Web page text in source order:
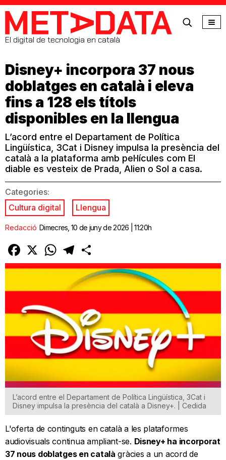
MetaData
El digital de tecnologia en català
Disney+ incorpora 37 nous
doblatges en català i eleva
fins a 128 els títols
disponibles en la llengua
L’acord entre el Departament de Política
Lingüística, 3Cat i Disney impulsa la presència del
català a la plataforma amb pel·lícules com El
diable es vesteix de Prada, Alien o Sol a casa.
Categories:
Cultura digital
Llengua
Redacció Dimecres, 10 de juny de 2026 | 11:20h
Facebook
X WhatsAppTelegram
L’acord entre el Departament de Política Lingüística, 3Cat i
Disney impulsa la presència del català a Disney+. | Cedida
L'oferta de continguts en català a les plataformes
audiovisuals continua ampliant-se. Disney+ ha incorporat
37 nous doblatges en català gràcies a un acord de